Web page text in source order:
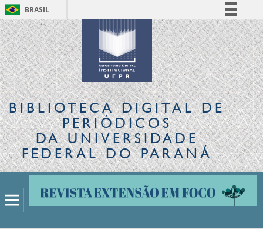
BRASIL
Simplifique!
Comunica BR
Participe
Acesso à informação
Legislação
Canais
BIBLIOTECA DIGITALDE
PERIÓDICOS
DA UNIVERSIDADE
FEDERAL DO PARANÁ